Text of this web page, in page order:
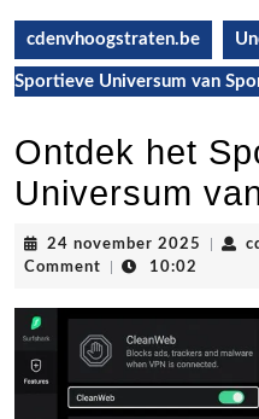
cdenvhoogstraten.be
Sportieve Universum van
Ontdek het
Universum
24 november 2025 24
Comment
10:02